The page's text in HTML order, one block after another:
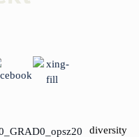
diversity